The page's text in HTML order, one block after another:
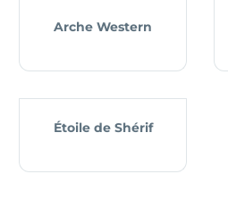
Arche Western
Étoile de Shérif